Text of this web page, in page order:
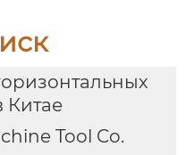
Китае
Tool Co.